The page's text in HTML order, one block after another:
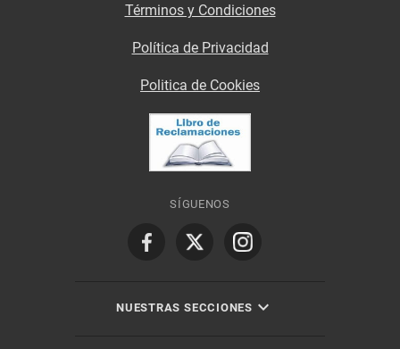
Términos y Condiciones
Política de Privacidad
Politica de Cookies
SÍGUENOS
NUESTRAS SECCIONES